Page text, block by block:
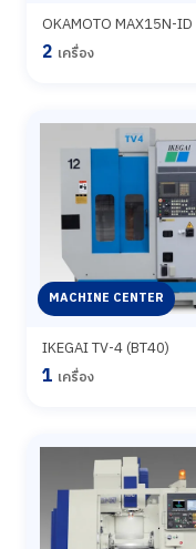
OKAMOTO MAX15N-ID
2 เครื่อง
MACHINE CENTER
IKEGAI TV-4 (BT40)
1 เครื่อง